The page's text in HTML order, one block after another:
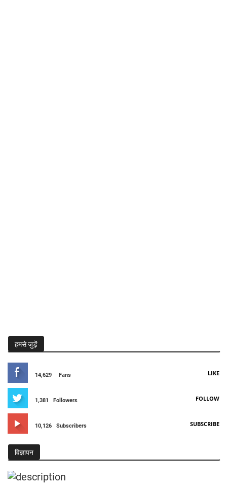
हमसे जुड़ें
14,629 Fans LIKE
1,381 Followers FOLLOW
10,126 Subscribers SUBSCRIBE
विज्ञापन